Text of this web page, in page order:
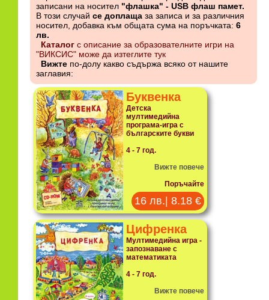
записани на носител "флашка" - USB флаш памет.
В този случай се доплаща за записа и за различния
носител, добавка към общата сума на поръчката: 6
лв.
Каталог с описание за образователните игри на
"ВИКСИС" може да изтеглите тук
Вижте по-долу какво съдържа всяко от нашите
заглавия:
Буквенка
Детска
мултимедийна
програма-игра с
българските букви
4 - 7 год.
Вижте повече
Поръчайте
16 лв.| 8.18 €
Цифренка
Мултимедийна игра -
запознаване с
математиката
4 - 7 год.
Вижте повече